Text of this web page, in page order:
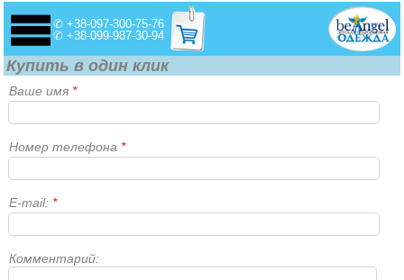
✆ +38-097-300-75-76
✆ +38-099-987-30-94
Купить в один клик
Ваше имя *
Номер телефона *
E-mail: *
Комментарий: